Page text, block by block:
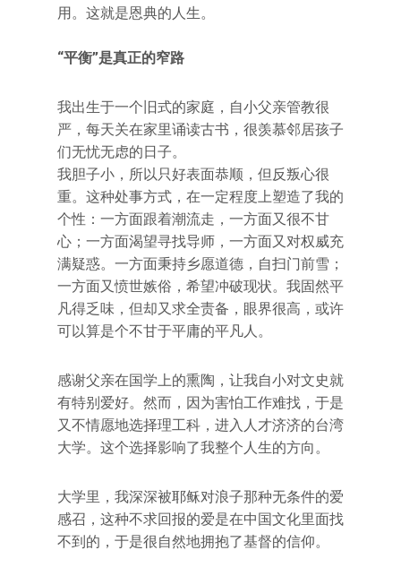
用。这就是恩典的人生。
“平衡”是真正的窄路
我出生于一个旧式的家庭，自小父亲管教很
严，每天关在家里诵读古书，很羡慕邻居孩子
们无忧无虑的日子。
我胆子小，所以只好表面恭顺，但反叛心很
重。这种处事方式，在一定程度上塑造了我的
个性：一方面跟着潮流走，一方面又很不甘
心；一方面渴望寻找导师，一方面又对权威充
满疑惑。一方面秉持乡愿道德，自扫门前雪；
一方面又愤世嫉俗，希望冲破现状。我固然平
凡得乏味，但却又求全责备，眼界很高，或许
可以算是个不甘于平庸的平凡人。
感谢父亲在国学上的熏陶，让我自小对文史就
有特别爱好。然而，因为害怕工作难找，于是
又不情愿地选择理工科，进入人才济济的台湾
大学。这个选择影响了我整个人生的方向。
大学里，我深深被耶稣对浪子那种无条件的爱
感召，这种不求回报的爱是在中国文化里面找
不到的，于是很自然地拥抱了基督的信仰。